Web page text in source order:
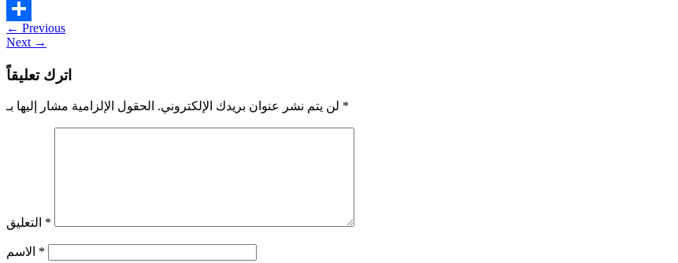
WhatsApp
Share
← Previous
Next →
اترك تعليقاً
لن يتم نشر عنوان بريدك الإلكتروني. *
*
*